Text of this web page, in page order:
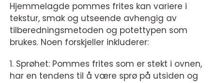
Hjemmelagde pommes frites kan variere i
tekstur, smak og utseende avhengig av
tilberedningsmetoden og potettypen som
brukes. Noen forskjeller inkluderer:
1. Sprøhet: Pommes frites som er stekt i ovnen,
har en tendens til å være sprø på utsiden og